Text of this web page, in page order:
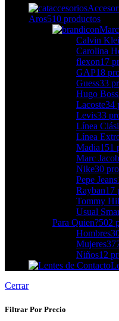
Aros510 productos
Calvin
Carolina
flexon17
GAP18
Guess33
Hugo Boss
Lacoste34
Levis33
Línea
Línea
Madia151
Marc
Nike30
Pepe Jeans
Rayban17
Tommy
Usual
Para Quien?502
Hombres
Mujeres
Niños12
Cerrar
Filtrar Por Precio